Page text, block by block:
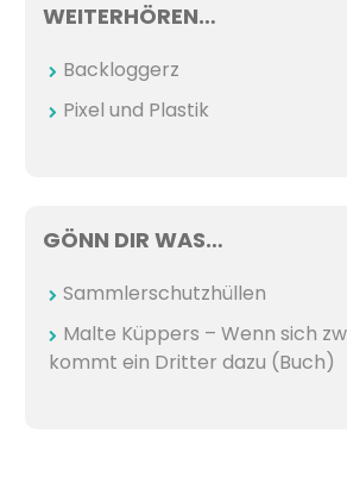
WEITERHÖREN…
Backloggerz
Pixel und Plastik
GÖNN DIR WAS…
Sammlerschutzhüllen
Malte Küppers – Wenn sich
kommt ein Dritter dazu (Buch)